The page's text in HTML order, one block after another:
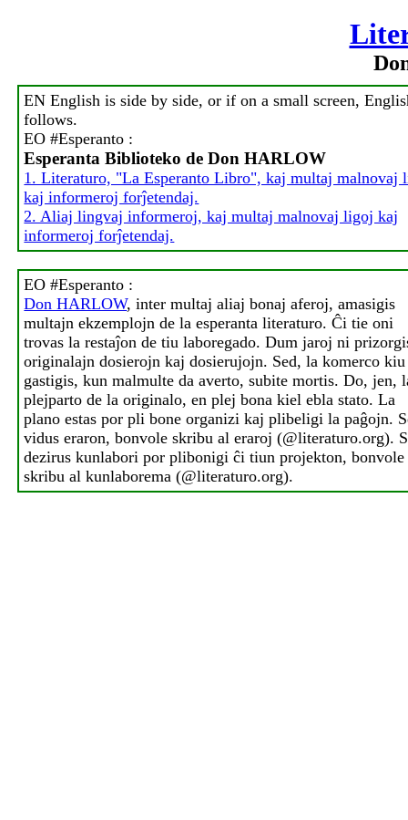
EN English is side by side, or if on a small screen,
follows.
EO #Esperanto :
Esperanta Biblioteko de Don HARLOW
1. Literaturo, "La Esperanto Libro", kaj multaj malnovaj
kaj informeroj forĵetendaj.
2. Aliaj lingvaj informeroj, kaj multaj malnovaj ligoj kaj
informeroj forĵetendaj.
EO #Esperanto :
Don HARLOW, inter multaj aliaj bonaj aferoj, amasigis
multajn ekzemplojn de la esperanta literaturo. Ĉi tie oni
trovas la restaĵon de tiu laboregado. Dum jaroj ni
originalajn dosierojn kaj dosierujojn. Sed, la komerco kiu
gastigis, kun malmulte da averto, subite mortis. Do, jen,
plejparto de la originalo, en plej bona kiel ebla stato. La
plano estas por pli bone organizi kaj plibeligi la paĝojn.
vidus eraron, bonvole skribu al eraroj (@literaturo.org).
dezirus kunlabori por plibonigi ĉi tiun projekton, bonvole
skribu al kunlaborema (@literaturo.org).